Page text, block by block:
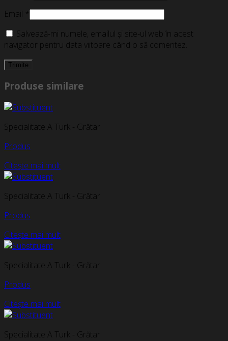
Email *
Salvează-mi numele, emailul și site-ul web în acest
navigator pentru data viitoare când o să comentez.
Produse similare
Specialitate A Turk - Grătar
Produs
Citește mai mult
Specialitate A Turk - Grătar
Produs
Citește mai mult
Specialitate A Turk - Grătar
Produs
Citește mai mult
Specialitate A Turk - Grătar